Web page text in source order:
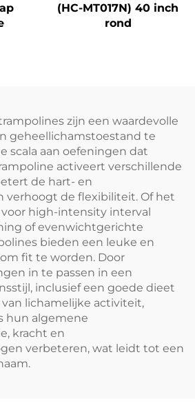
(HC-MT017N) 40 inch
rond
trampolines zijn een waardevolle
geheellichamstoestand te
scala aan oefeningen dat
activeert verschillende
de hart- en
verhoogt de flexibiliteit. Of het
high-intensity interval
of evenwichtgerichte
bieden een leuke en
fit te worden. Door
in te passen in een
inclusief een goede dieet
lichamelijke activiteit,
hun algemene
kracht en
verbeteren, wat leidt tot een